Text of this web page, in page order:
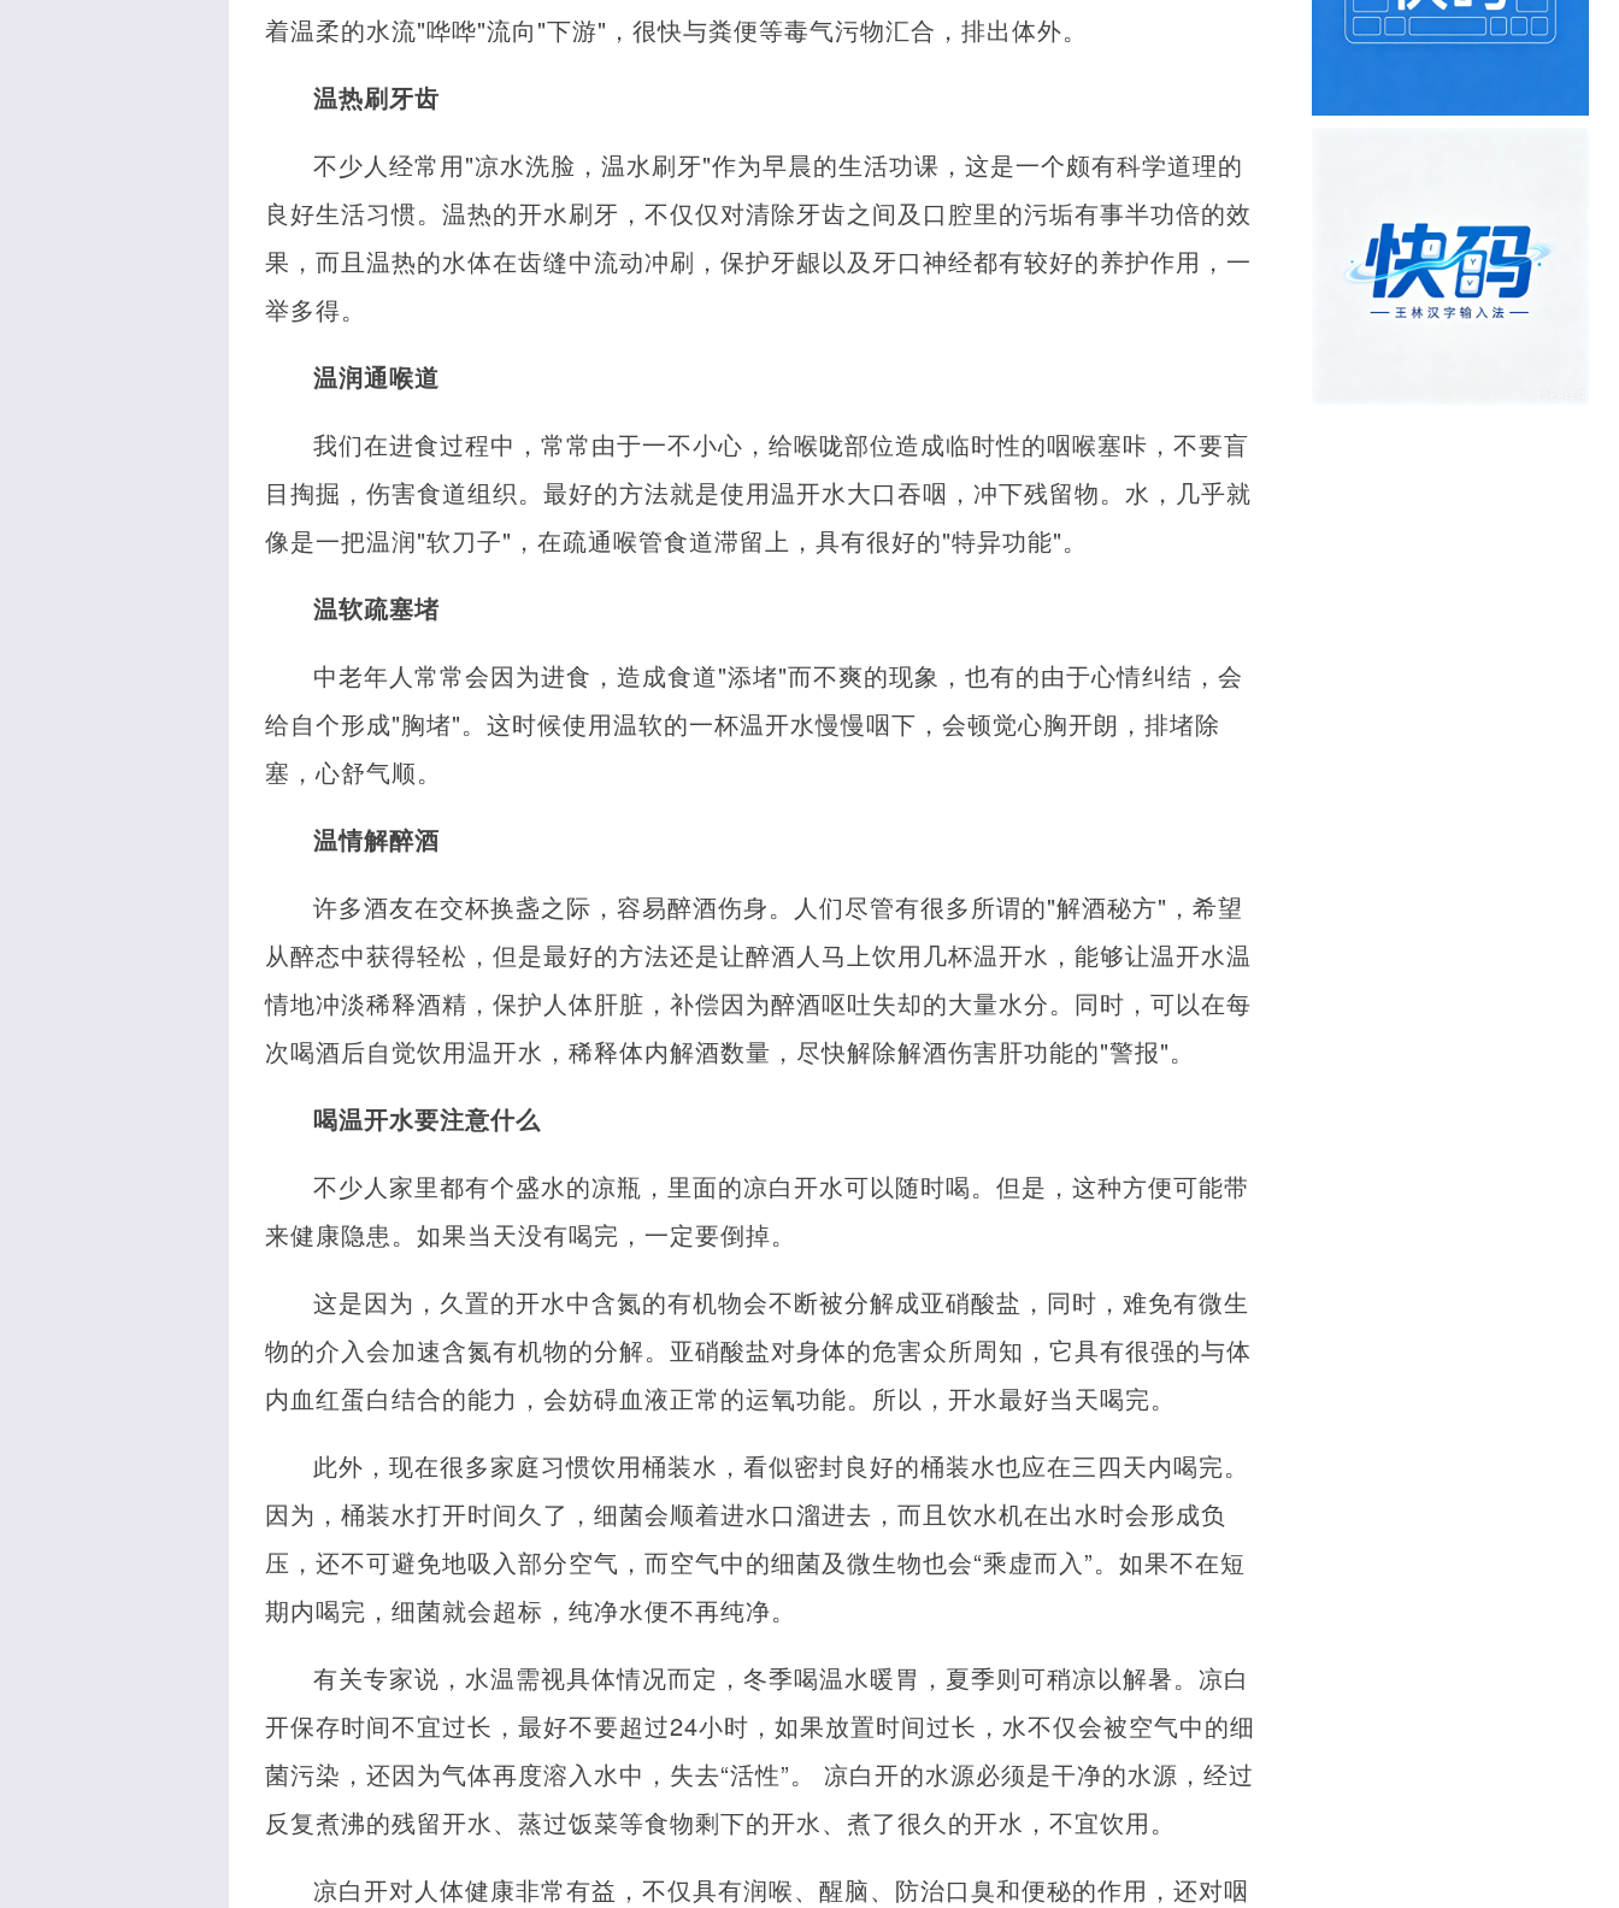
着温柔的水流"哗哗"流向"下游"，很快与粪便等毒气污物汇合，排出体外。
温热刷牙齿
不少人经常用"凉水洗脸，温水刷牙"作为早晨的生活功课，这是一个颇有科学道理的
良好生活习惯。温热的开水刷牙，不仅仅对清除牙齿之间及口腔里的污垢有事半功倍的效
果，而且温热的水体在齿缝中流动冲刷，保护牙龈以及牙口神经都有较好的养护作用，一
举多得。
温润通喉道
我们在进食过程中，常常由于一不小心，给喉咙部位造成临时性的咽喉塞咔，不要盲
目掏掘，伤害食道组织。最好的方法就是使用温开水大口吞咽，冲下残留物。水，几乎就
像是一把温润"软刀子"，在疏通喉管食道滞留上，具有很好的"特异功能"。
温软疏塞堵
中老年人常常会因为进食，造成食道"添堵"而不爽的现象，也有的由于心情纠结，会
给自个形成"胸堵"。这时候使用温软的一杯温开水慢慢咽下，会顿觉心胸开朗，排堵除
塞，心舒气顺。
温情解醉酒
许多酒友在交杯换盏之际，容易醉酒伤身。人们尽管有很多所谓的"解酒秘方"，希望
从醉态中获得轻松，但是最好的方法还是让醉酒人马上饮用几杯温开水，能够让温开水温
情地冲淡稀释酒精，保护人体肝脏，补偿因为醉酒呕吐失却的大量水分。同时，可以在每
次喝酒后自觉饮用温开水，稀释体内解酒数量，尽快解除解酒伤害肝功能的"警报"。
喝温开水要注意什么
不少人家里都有个盛水的凉瓶，里面的凉白开水可以随时喝。但是，这种方便可能带
来健康隐患。如果当天没有喝完，一定要倒掉。
这是因为，久置的开水中含氮的有机物会不断被分解成亚硝酸盐，同时，难免有微生
物的介入会加速含氮有机物的分解。亚硝酸盐对身体的危害众所周知，它具有很强的与体
内血红蛋白结合的能力，会妨碍血液正常的运氧功能。所以，开水最好当天喝完。
此外，现在很多家庭习惯饮用桶装水，看似密封良好的桶装水也应在三四天内喝完。
因为，桶装水打开时间久了，细菌会顺着进水口溜进去，而且饮水机在出水时会形成负
压，还不可避免地吸入部分空气，而空气中的细菌及微生物也会“乘虚而入”。如果不在短
期内喝完，细菌就会超标，纯净水便不再纯净。
有关专家说，水温需视具体情况而定，冬季喝温水暖胃，夏季则可稍凉以解暑。凉白
开保存时间不宜过长，最好不要超过24小时，如果放置时间过长，水不仅会被空气中的细
菌污染，还因为气体再度溶入水中，失去“活性”。 凉白开的水源必须是干净的水源，经过
反复煮沸的残留开水、蒸过饭菜等食物剩下的开水、煮了很久的开水，不宜饮用。
凉白开对人体健康非常有益，不仅具有润喉、醒脑、防治口臭和便秘的作用，还对咽